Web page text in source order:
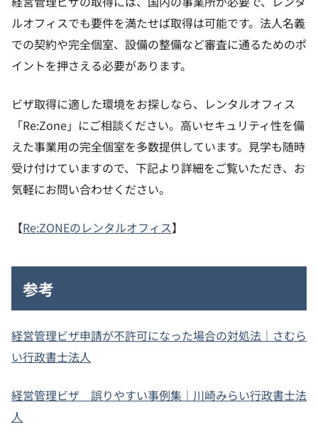
ルオフィスでも要件を満たせば取得は可能です。法人名義
での契約や完全個室、設備の整備など審査に通るためのポ
イントを押さえる必要があります。
ビザ取得に適した環境をお探しなら、レンタルオフィス
「Re:Zone」にご相談ください。高いセキュリティ性を備
えた事業用の完全個室を多数提供しています。見学も随時
受け付けていますので、下記より詳細をご覧いただき、お
気軽にお問い合わせください。
【Re:ZONEのレンタルオフィス】
参考
経営管理ビザ申請が不許可になった場合の対処法｜さむら
い行政書士法人
経営管理ビザ 誤りやすい事例集｜川崎みらい行政書士法
人